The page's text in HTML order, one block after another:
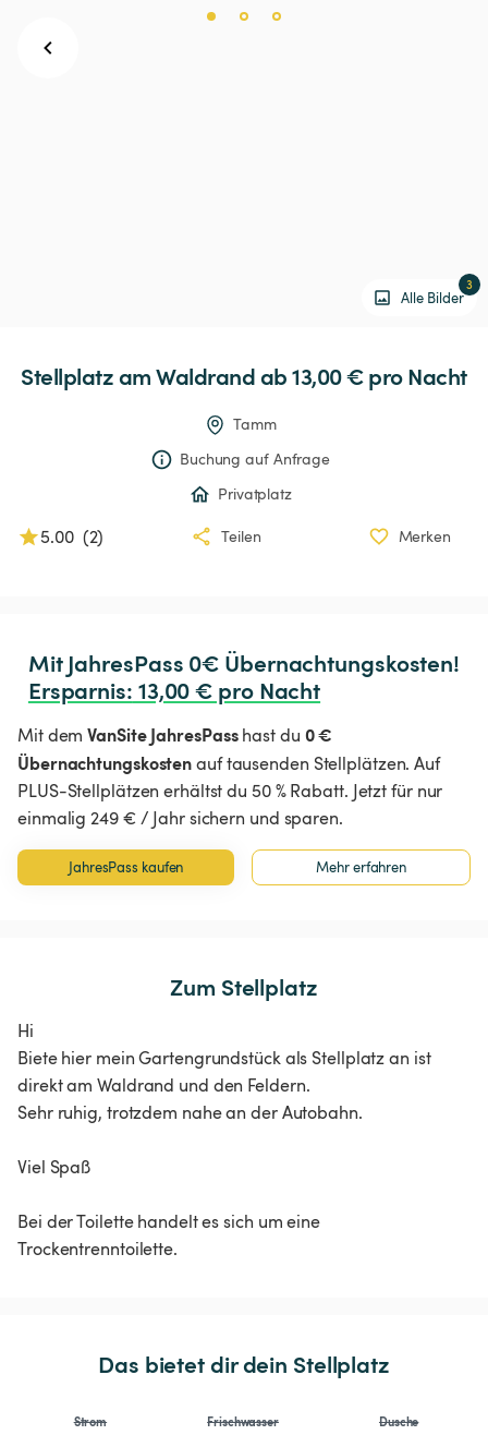
Alle Bilder
3
StellplatzamWaldrand ab 13,00 € pro Nacht
Tamm
Buchung auf Anfrage
Privatplatz
5.00 (2) Teilen Merken
Ersparnis: 13,00 € pro Nacht
Mit demVanSite JahresPasshast du 0 €
Übernachtungskostenauf tausenden Stellplätzen. Auf
PLUS-Stellplätzen erhältst du 50 % Rabatt. Jetzt für nur
einmalig 249 € / Jahr sichern und sparen.
JahresPass kaufen Mehr erfahren
Zum Stellplatz
Hi
Biete hier mein Gartengrundstück als Stellplatz an ist
direkt am Waldrand und den Feldern.
Sehr ruhig, trotzdem nahe an der Autobahn.
Viel Spaß
Bei der Toilette handelt es sich um eine
Trockentrenntoilette.
Das bietet dir dein Stellplatz
Strom Frischwasser Dusche